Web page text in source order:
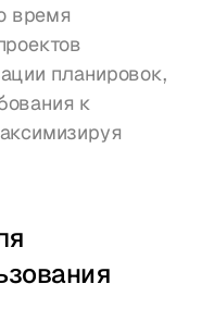
время
планировок,
к